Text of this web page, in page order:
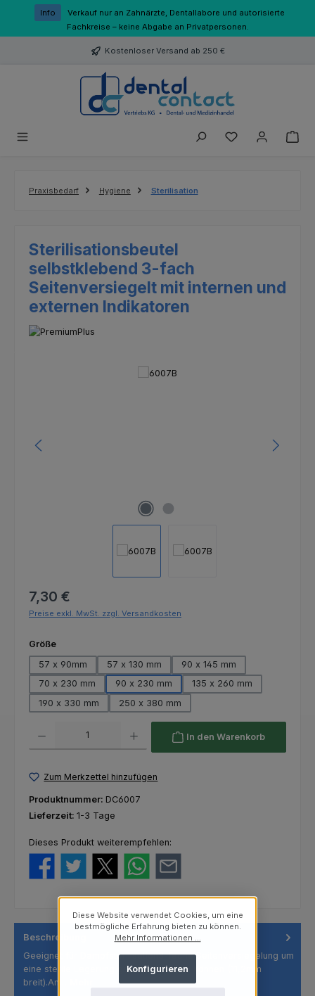
Zum Hauptinhalt springen
Info
Verkauf nur an Zahnärzte, Dentallabore und autorisierte
Fachkreise – keine Abgabe an Privatpersonen.
Kostenloser Versand ab 250 €
Du hast 0
Praxisbedarf Hygiene Sterilisation
Sterilisationsbeutel
selbstklebend 3-fach
Seitenversiegelt mit internen und
externen Indikatoren
Regulärer Preis:
7,30 €
Preise exkl. MwSt. zzgl. Versandkosten
Größeauswählen
57 x 90mm
57 x 130 mm
90 x 145 mm
70 x 230 mm
90 x 230 mm
135 x 260 mm
190 x 330 mm
250 x 380 mm
In den Warenkorb
Zum Merkzettel hinzufügen
Produktnummer: DC6007
Lieferzeit: 1-3 Tage
Dieses Produkt weiterempfehlen:
Beschreibung
Geeignet für Dampfsterilisation3-fache Seitenversiegelung um
eine sterile Lagerung gewährleisten zu können (11,2mm
breit).An…
Diese Website verwendet Cookies, um eine
bestmögliche Erfahrung bieten zu können.
Mehr Informationen ...
Konfigurieren